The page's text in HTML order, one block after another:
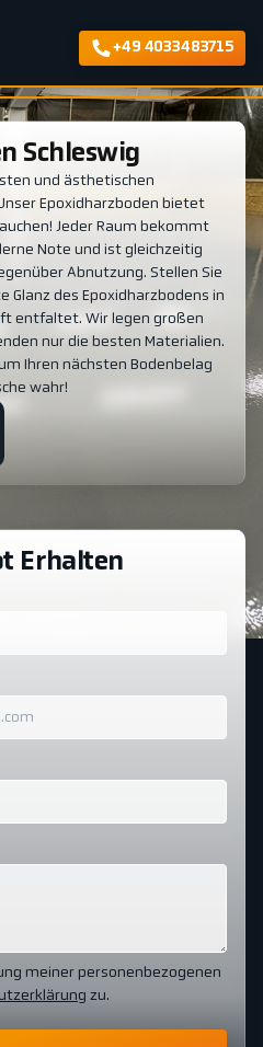
+49 4033483715
Schleswig
und ästhetischen
Epoxidharzboden bietet
Jeder Raum bekommt
Note und ist gleichzeitig
Abnutzung. Stellen Sie
Glanz des Epoxidharzbodens in
entfaltet. Wir legen großen
nur die besten Materialien.
Ihren nächsten Bodenbelag
wahr!
Erhalten
meiner personenbezogenen
zu.